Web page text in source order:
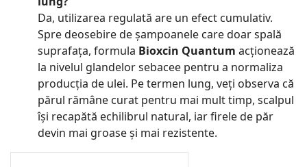
Da, utilizarea regulată are un efect cumulativ.
Spre deosebire de șampoanele care doar spală
suprafața, formula Bioxcin Quantum acționează
la nivelul glandelor sebacee pentru a normaliza
producția de ulei. Pe termen lung, veți observa că
părul rămâne curat pentru mai mult timp, scalpul
își recapătă echilibrul natural, iar firele de păr
devin mai groase și mai rezistente.